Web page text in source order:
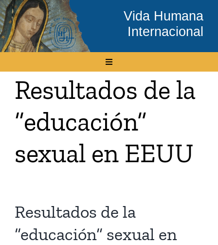
Skip
to
content
Vida Humana
Internacional
Toggle
Inicio
Conócenos
Temas
Media
Resultados de la
“educación”
sexual en EEUU
Resultados de la
“educación” sexual en